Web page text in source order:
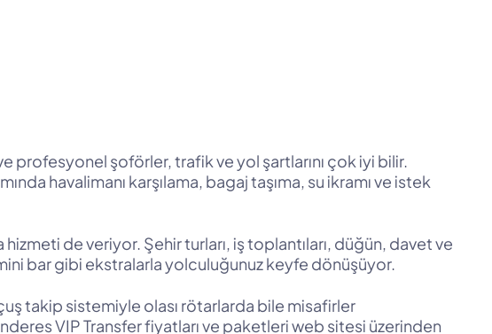
profesyonel şoförler, trafik ve yol şartlarını çok iyi bilir.
havalimanı karşılama, bagaj taşıma, su ikramı ve istek
de veriyor. Şehir turları, iş toplantıları, düğün, davet ve
bar gibi ekstralarla yolculuğunuz keyfe dönüşüyor.
takip sistemiyle olası rötarlarda bile misafirler
VIP Transfer fiyatları ve paketleri web sitesi üzerinden